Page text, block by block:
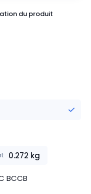
du produit
0.272 kg
BCCB